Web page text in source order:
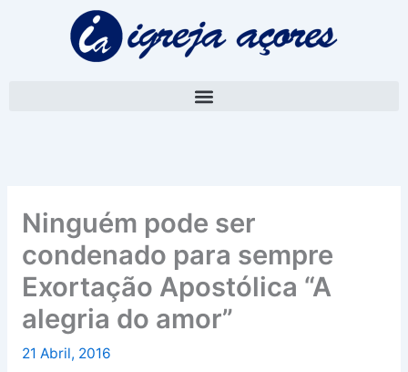
Ninguém pode ser
condenado para sempre
Exortação Apostólica “A
alegria do amor”
21 Abril, 2016